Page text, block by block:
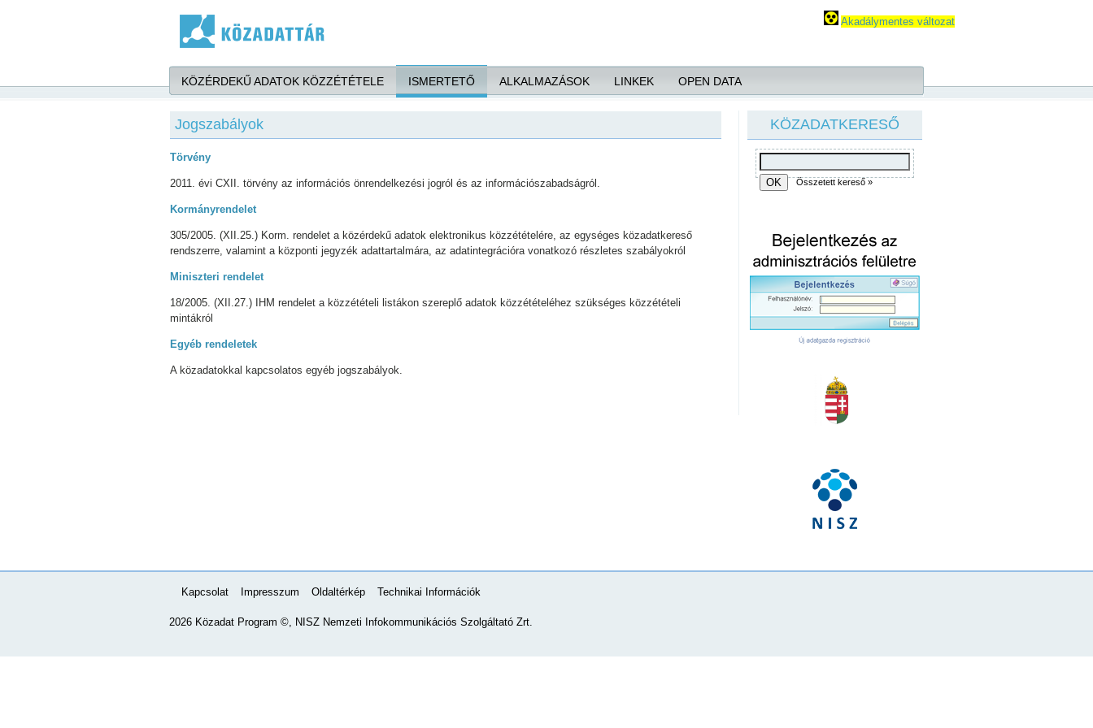
Akadálymentes változat
KÖZÉRDEKŰ ADATOK KÖZZÉTÉTELE ISMERTETŐ ALKALMAZÁSOK LINKEK OPEN DATA
Jogszabályok
Törvény
2011. évi CXII. törvény az információs önrendelkezési jogról és az információszabadságról.
Kormányrendelet
305/2005. (XII.25.) Korm. rendelet a közérdekű adatok elektronikus közzétételére, az egységes közadatkereső
rendszerre, valamint a központi jegyzék adattartalmára, az adatintegrációra vonatkozó részletes szabályokról
Miniszteri rendelet
18/2005. (XII.27.) IHM rendelet a közzétételi listákon szereplő adatok közzétételéhez szükséges közzétételi
mintákról
Egyéb rendeletek
A közadatokkal kapcsolatos egyéb jogszabályok.
KÖZADATKERESŐ
Összetett kereső »
Kapcsolat Impresszum Oldaltérkép Technikai Információk
2026 Közadat Program ©, NISZ Nemzeti Infokommunikációs Szolgáltató Zrt.